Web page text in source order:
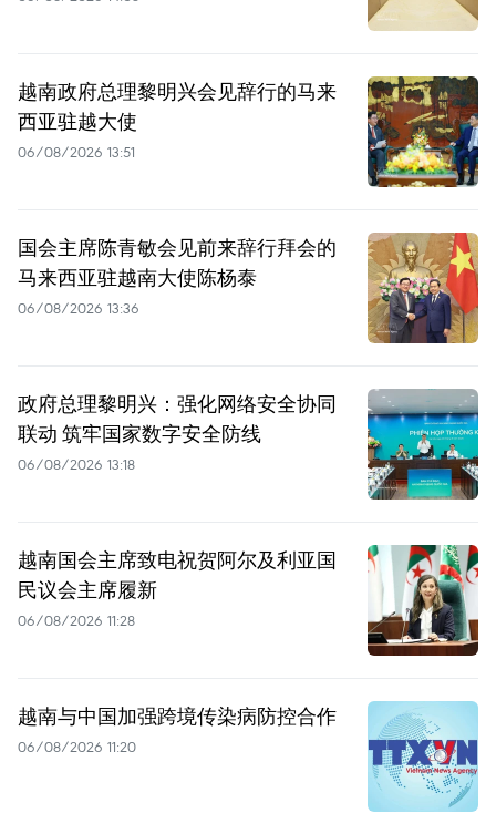
越南政府总理黎明兴会见辞行的马来
西亚驻越大使
06/08/2026 13:51
国会主席陈青敏会见前来辞行拜会的
马来西亚驻越南大使陈杨泰
06/08/2026 13:36
政府总理黎明兴：强化网络安全协同
联动 筑牢国家数字安全防线
06/08/2026 13:18
越南国会主席致电祝贺阿尔及利亚国
民议会主席履新
06/08/2026 11:28
越南与中国加强跨境传染病防控合作
06/08/2026 11:20